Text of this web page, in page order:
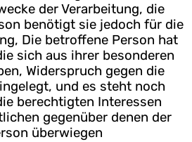
der Verarbeitung, die
benötigt sie jedoch für die
Die betroffene Person hat
sich aus ihrer besonderen
Widerspruch gegen die
und es steht noch
berechtigten Interessen
gegenüber denen der
überwiegen